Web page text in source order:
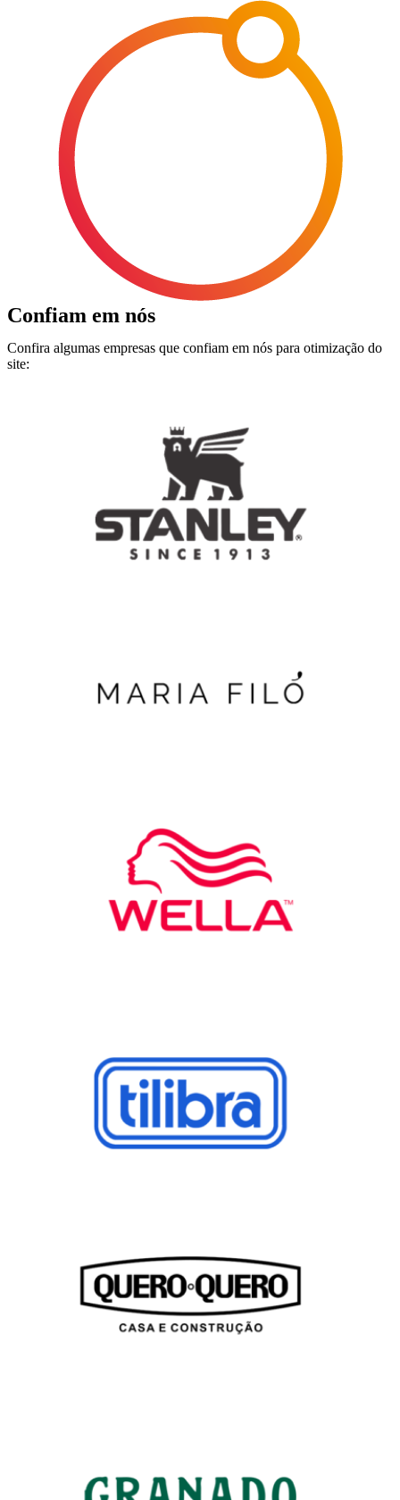
Confiam em nós
Confira algumas empresas que confiam em nós para otimização do
site: